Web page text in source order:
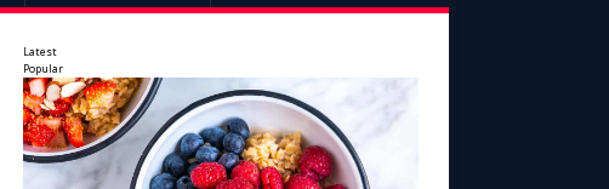
Latest
Popular